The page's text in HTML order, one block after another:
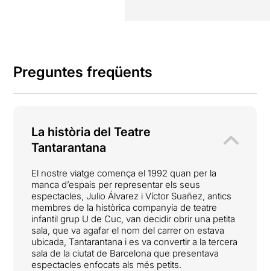
Preguntes freqüents
La història del Teatre
Tantarantana
El nostre viatge comença el 1992 quan per la
manca d’espais per representar els seus
espectacles, Julio Álvarez i Víctor Suañez, antics
membres de la històrica companyia de teatre
infantil grup U de Cuc, van decidir obrir una petita
sala, que va agafar el nom del carrer on estava
ubicada, Tantarantana i es va convertir a la tercera
sala de la ciutat de Barcelona que presentava
espectacles enfocats als més petits.